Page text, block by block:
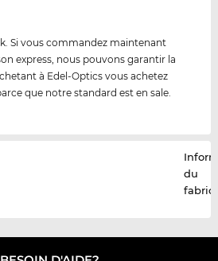
Si vous commandez maintenant
express, nous pouvons garantir la
à Edel-Optics vous achetez
que notre standard est en sale.
du